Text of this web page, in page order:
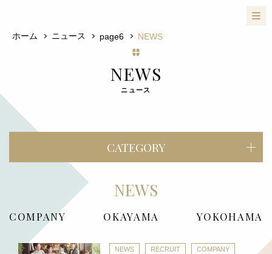
ホーム ニュース page6 NEWS
NEWS
ニュース
CATEGORY
NEWS
COMPANY OKAYAMA YOKOHAMA
NEWS RECRUIT COMPANY